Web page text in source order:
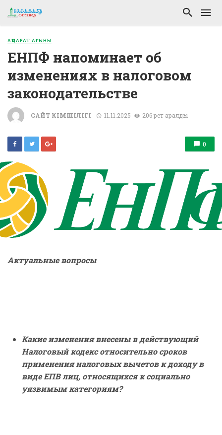
АҚПАРАТ АҒЫНЫ
ЕНПФ напоминает об
изменениях в налоговом
законодательстве
САЙТ ӘКІМШІЛІГІ 11.11.2025 206 рет қаралды
0
Актуальные вопросы
Какие изменения внесены в действующий
Налоговый кодекс относительно сроков
применения налоговых вычетов к доходу в
виде ЕПВ лиц, относящихся к социально
уязвимым категориям?